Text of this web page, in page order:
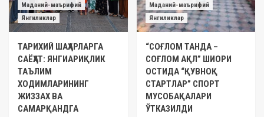
Маданий-маърифий
Янгиликлар
ТАРИХИЙ ШАҲАРЛАРГА
САЁҲАТ: ЯНГИАРИҚЛИК
ТАЪЛИМ
ХОДИМЛАРИНИНГ
ЖИЗЗАХ ВА
САМАРҚАНДГА
Маданий-маърифий
Янгиликлар
“СОҒЛОМ ТАНДА –
СОҒЛОМ АҚЛ” ШИОРИ
ОСТИДА “ҚУВНОҚ
СТАРТЛАР” СПОРТ
МУСОБАҚАЛАРИ
ЎТКАЗИЛДИ